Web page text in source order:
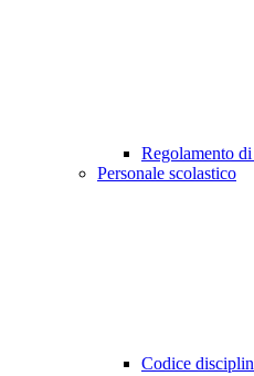
Regolamento
Personale scolastico
Codice